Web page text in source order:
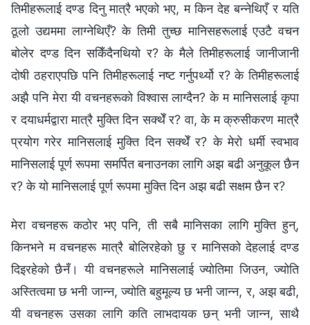
तिमीहरूलाई दण्ड दिनु मात्रै भएको भए, म किन देह बन्नेथिएँ र यति
ठूलो उद्यममा लाग्नेथिएँ? के तिमी तुच्छ मानिसहरूलाई एउटै वचन
बोलेर दण्ड दिन सकिँदैनथियो र? के मैले तिमीहरूलाई जानीजानी
दोषी ठहराएपछि पनि तिमीहरूलाई नष्ट गर्नुपर्थ्यो र? के तिमीहरूलाई
अझै पनि मेरा यी वचनहरूको विश्‍वास लाग्दैन? के म मानिसलाई कृपा
र दयाधर्मद्वारा मात्रै मुक्ति दिन सक्थेँ र? वा, के म क्रुसीकरण मात्रै
प्रयोग गरेर मानिसलाई मुक्ति दिन सक्थेँ र? के मेरो धर्मी स्वभाव
मानिसलाई पूर्ण रूपमा समर्पित बनाउनका लागि अझ बढी अनुकूल छैन
र? के यो मानिसलाई पूर्ण रूपमा मुक्ति दिन अझ बढी सक्षम छैन र?
मेरा वचनहरू कठोर भए पनि, ती सबै मानिसका लागि मुक्ति हुन्,
किनभने म वचनहरू मात्रै बोलिरहेको छु र मानिसको देहलाई दण्ड
दिइरहेको छैनँ। यी वचनहरूले मानिसलाई ज्योतिमा जिउन, ज्योति
अस्तित्वमा छ भनी जान्न, ज्योति बहुमूल्य छ भनी जान्न, र, अझ बढी,
यी वचनहरू उसका लागि कति लाभदायक छन् भनी जान्न, साथै